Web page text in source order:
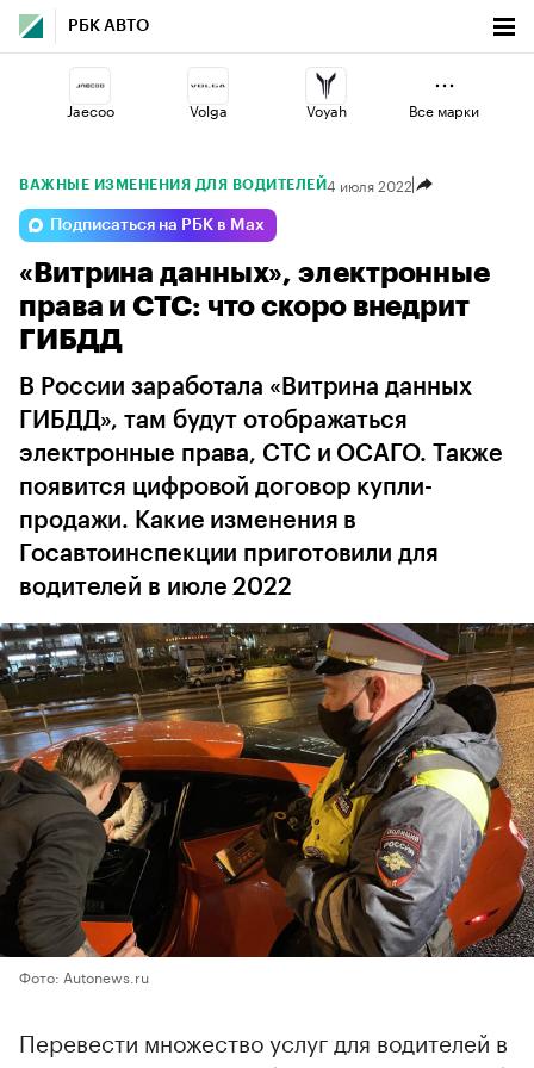
РБК АВТО
Jaecoo Volga Voyah
Esteo Haval Omoda
Lada Geely Changan
Все марки
ВАЖНЫЕ ИЗМЕНЕНИЯ ДЛЯ ВОДИТЕЛЕЙ4 июля 2022
Подписаться на РБК в Max
«Витрина данных», электронные
права и СТС: что скоро внедрит
ГИБДД
В России заработала «Витрина данных
ГИБДД», там будут отображаться
электронные права, СТС и ОСАГО. Также
появится цифровой договор купли-
продажи. Какие изменения в
Госавтоинспекции приготовили для
водителей в июле 2022
Фото: Autonews.ru
Перевести множество услуг для водителей в